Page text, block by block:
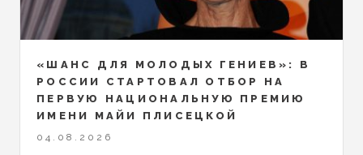
«ШАНС ДЛЯ МОЛОДЫХ ГЕНИЕВ»: В
РОССИИ СТАРТОВАЛ ОТБОР НА
ПЕРВУЮ НАЦИОНАЛЬНУЮ ПРЕМИЮ
ИМЕНИ МАЙИ ПЛИСЕЦКОЙ
04.08.2026